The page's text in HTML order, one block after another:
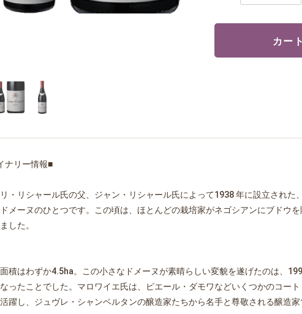
カー
ナリー情報■
・リシャール氏の父、ジャン・リシャール氏によって1938 年に設立された
メーヌのひとつです。この頃は、ほとんどの栽培家がネゴシアンにブドウ
した。
積はわずか4.5ha。この小さなドメーヌが素晴らしい変貌を遂げたのは、
ったことでした。マロワイエ氏は、ピエール・ダモワなどいくつかのコー
躍し、ジュヴレ・シャンベルタンの醸造家たちから名手と尊敬される醸造家